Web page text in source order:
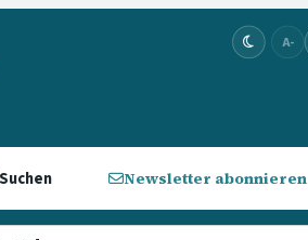
A-
Suchen Newsletter abonnieren